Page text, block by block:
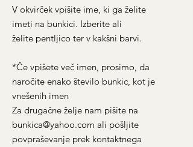
V okvirček vpišite ime, ki ga želite
imeti na bunkici. Izberite ali
želite pentljico ter v kakšni barvi.
*Če vpišete več imen, prosimo, da
naročite enako število bunkic, kot je
vnešenih imen
Za drugačne želje nam pišite na
bunkica@yahoo.com ali pošljite
povpraševanje prek kontaktnega